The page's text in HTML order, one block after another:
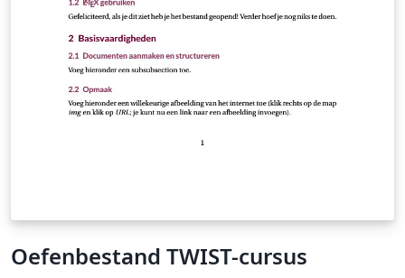
Oefenbestand TWIST-cursus